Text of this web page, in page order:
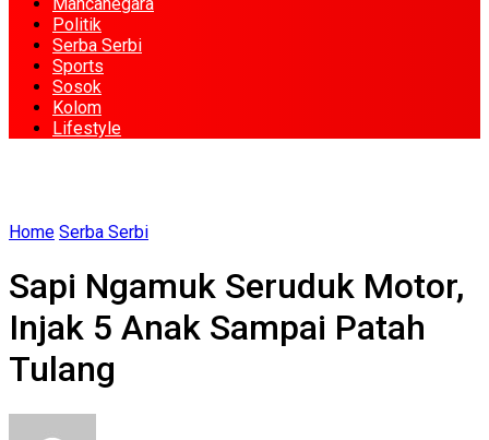
Politik
Serba Serbi
Sports
Sosok
Kolom
Lifestyle
Home Serba Serbi
Sapi Ngamuk Seruduk Motor,
Injak 5 Anak Sampai Patah
Tulang